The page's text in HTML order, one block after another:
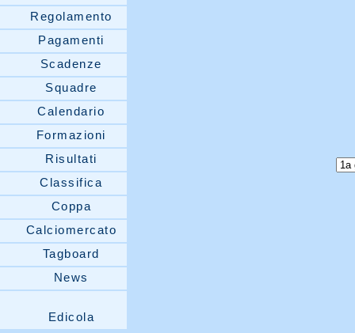
Regolamento
Pagamenti
Scadenze
Squadre
Calendario
Formazioni
Risultati
Classifica
Coppa
Calciomercato
Tagboard
News
Edicola